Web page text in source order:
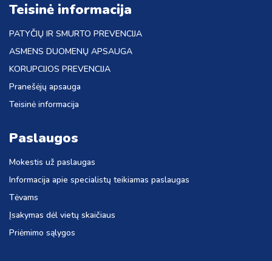
Teisinė informacija
PATYČIŲ IR SMURTO PREVENCIJA
ASMENS DUOMENŲ APSAUGA
KORUPCIJOS PREVENCIJA
Pranešėjų apsauga
Teisinė informacija
Paslaugos
Mokestis už paslaugas
Informacija apie specialistų teikiamas paslaugas
Tėvams
Įsakymas dėl vietų skaičiaus
Priėmimo sąlygos